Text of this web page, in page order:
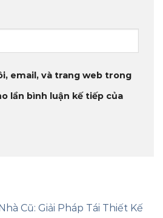
email, và trang web trong
lần bình luận kế tiếp của
Cũ: Giải Pháp Tái Thiết Kế